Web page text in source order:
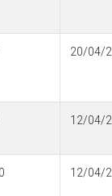
20/04/
12/04/
12/04/